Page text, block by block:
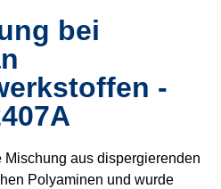
bei
-
aus dispergierenden
Polyaminen und wurde